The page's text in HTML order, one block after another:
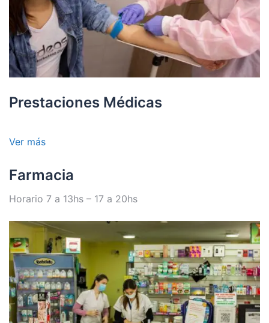
Prestaciones Médicas
Ver más
Farmacia
Horario 7 a 13hs – 17 a 20hs